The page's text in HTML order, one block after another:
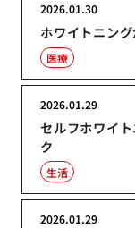
ホワイトニン
2026.01.30
医療
セルフホワイ
ク
2026.01.29
生活
2026.01.29